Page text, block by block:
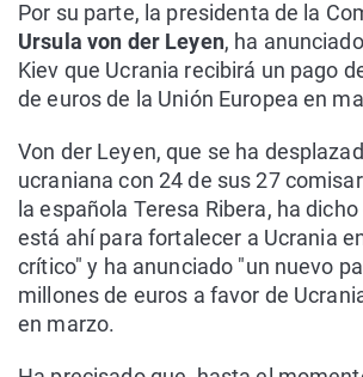
Por su parte, la presidenta de la
Ursula von der Leyen, ha
Kiev que Ucrania recibirá un pago
de euros de la Unión Europea en
Von der Leyen, que se ha
ucraniana con 24 de sus 27
la española Teresa Ribera, ha
está ahí para fortalecer a Ucrania
crítico" y ha anunciado "un nuevo
millones de euros a favor de
en marzo.